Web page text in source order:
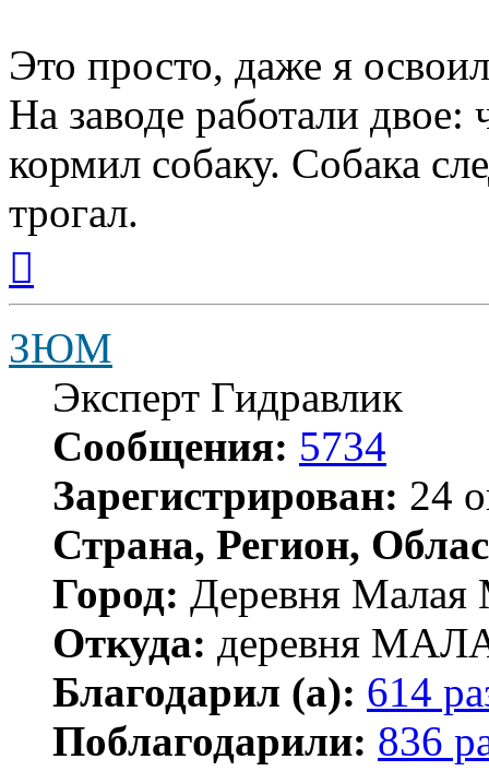
Это просто, даже я
На заводе работали двое:
кормил собаку. Собака
трогал.
началу
ЗЮМ
Эксперт Гидравлик
Сообщения: 5734
Зарегистрирован: 24
Страна, Регион,
Город: Деревня Малая
Откуда: деревня
Благодарил (а): 614
Поблагодарили: 836